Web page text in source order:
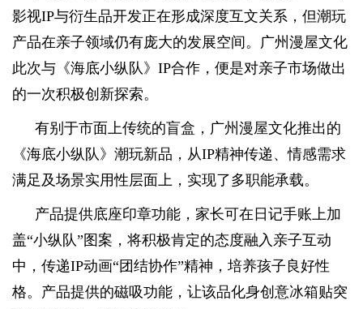
影视IP与衍生品开发正在形成深度互文关系，但潮玩
产品在亲子领域仍有庞大的发展空间。广州漫屋文化
此次与《海底小纵队》IP合作，便是对亲子市场做出
的一次积极创新探索。
有别于市面上传统的盲盒，广州漫屋文化推出的
《海底小纵队》潮玩新品，从IP精神传递、情感需求
满足及场景实用性层面上，实现了多职能承载。
产品提供底座印章功能，家长可在日记手账上加
盖“小纵队”图案，将积极肯定的态度融入亲子互动
中，传递IP动画“团结协作”精神，培养孩子良好性
格。产品提供的磁吸功能，让该品化身创意冰箱贴突